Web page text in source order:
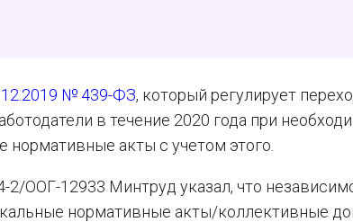
№ 439-ФЗ, который регулирует
в течение 2020 года при
нормативные акты с учетом этого.
ООГ-12933 Минтруд указал, что
нормативные акты/коллективные